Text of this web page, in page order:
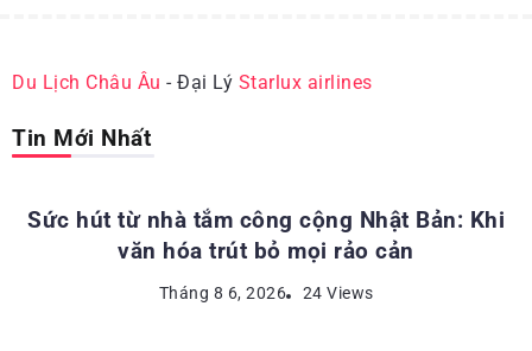
Du Lịch Châu Âu - Đại Lý Starlux airlines
Tin Mới Nhất
Sức hút từ nhà tắm công cộng Nhật Bản: Khi
văn hóa trút bỏ mọi rảo cản
Tháng 8 6, 2026 24 Views
ĐỊA ĐIỂM DU LỊCH NHẬT BẢN